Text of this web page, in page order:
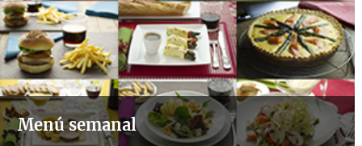
Menú semanal